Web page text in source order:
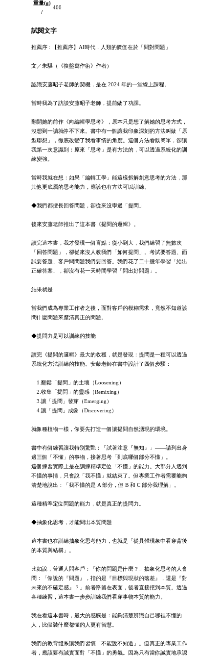
重量(g)
/
400
試閱文字
推薦序 : 【推薦序】AI時代，人類的價值在於「問對問題」
文／朱騏（《復盤寫作術》作者）
認識安藤昭子老師的契機，是在 2024 年的一堂線上課程。
當時我為了訪談安藤昭子老師，提前做了功課。
翻開她的前作《向編輯學思考》，原本只是想了解她的思考方式，
沒想到一讀就停不下來。書中有一個讓我印象深刻的方法叫做「原
型聯想」，徹底改變了我看事情的角度。這個方法看似簡單，卻讓
我第一次意識到：原來「思考」是有方法的，可以透過系統化的訓
練變強。
當時我就在想：如果「編輯工學」能這樣拆解創意思考的方法，那
其他更底層的思考能力，應該也有方法可以訓練。
◆我們都擅長回答問題，卻從來沒學過「提問」
後來安藤老師推出了這本書《提問的邏輯》。
讀完這本書，我才發現一個盲點：從小到大，我們練習了無數次
「回答問題」，卻從來沒人教我們「如何提問」。考試要答題、面
試要答題、客戶問問題我們要回答。我們花了二十幾年學習「給出
正確答案」，卻沒有花一天時間學習「問出好問題」。
結果就是……
當我們成為專業工作者之後，面對客戶的模糊需求，竟然不知道該
問什麼問題來釐清真正的問題。
◆提問力是可以訓練的技能
讀完《提問的邏輯》最大的收穫，就是發現：提問是一種可以透過
系統化方法訓練的技能。安藤老師在書中設計了四個步驟：
1.翻鬆「提問」的土壤（Loosening）
2.收集「提問」的靈感（Remixing）
3.讓「提問」發芽（Emerging）
4.讓「提問」成像（Discovering）
就像種植物一樣，你要先打造一個讓提問自然湧現的環境。
書中有個練習讓我特別驚艷：「試著注意『無知』」——請列出身
邊三個「不懂」的事物，接著思考「到底哪個部分不懂」。
這個練習實際上是在訓練精準定位「不懂」的能力。大部分人遇到
不懂的事情，只會說「我不懂」就結束了。但專業工作者需要能夠
清楚地說出：「我不懂的是 A 部分，但 B 和 C 部分我理解」。
這種精準定位問題的能力，就是真正的提問力。
◆抽象化思考，才能問出本質問題
這本書也在訓練抽象化思考能力，也就是「從具體現象中看穿背後
的本質與結構」。
比如說，普通人問客戶：「你的問題是什麼？」抽象化思考的人會
問：「你說的『問題』，指的是『目標與現狀的落差』，還是『對
未來的不確定感』？」前者停留在表面，後者直接挖到本質。透過
各種練習，這本書一步步訓練我們看穿事物本質的能力。
我在看這本書時，最大的感觸是：能夠清楚辨識自己哪裡不懂的
人，比假裝什麼都懂的人更有智慧。
我們的教育體系讓我們習慣「不能說不知道」。但真正的專業工作
者，應該要有誠實面對「不懂」的勇氣。因為只有當你誠實地承認